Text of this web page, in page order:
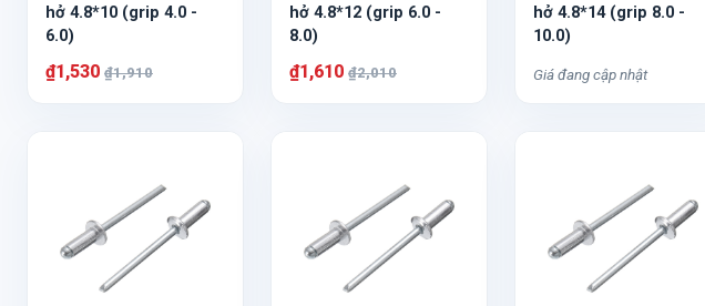
hở 4.8*10 (grip 4.0 -
6.0)
₫1,530 ₫1,910
hở 4.8*12 (grip 6.0 -
8.0)
₫1,610 ₫2,010
hở 4.8*14 (grip 8.0 -
10.0)
Giá đang cập nhật